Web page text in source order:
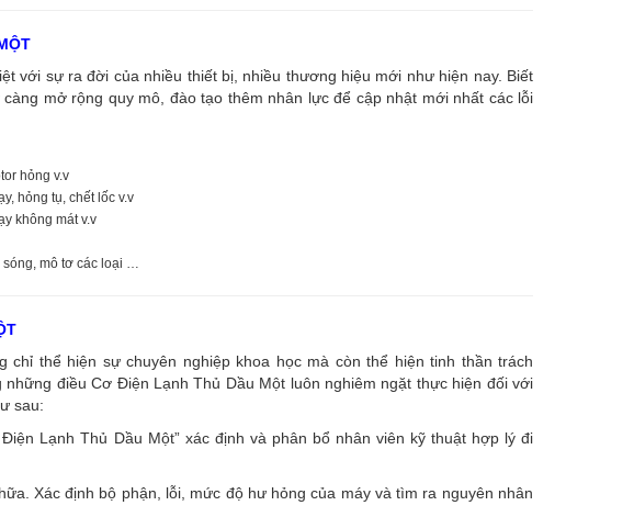
với sự ra đời của nhiều thiết bị, nhiều thương hiệu mới như hiện nay. Biết
mở rộng quy mô, đào tạo thêm nhân lực để cập nhật mới nhất các lỗi
hỏng v.v
hỏng tụ, chết lốc v.v
không mát v.v
mô tơ các loại …
chỉ thể hiện sự chuyên nghiệp khoa học mà còn thể hiện tinh thần trách
điều Cơ Điện Lạnh Thủ Dầu Một luôn nghiêm ngặt thực hiện đối với
sau:
Lạnh Thủ Dầu Một” xác định và phân bổ nhân viên kỹ thuật hợp lý đi
Xác định bộ phận, lỗi, mức độ hư hỏng của máy và tìm ra nguyên nhân